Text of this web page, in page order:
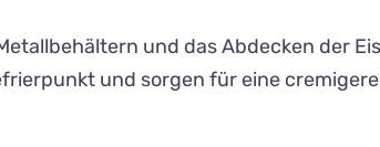
und das Abdecken der
und sorgen für eine